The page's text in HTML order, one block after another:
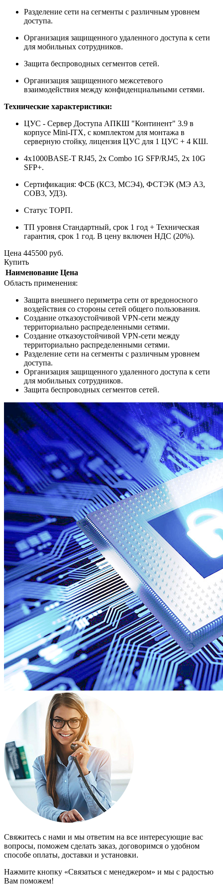
Разделение сети на сегменты с различным уровнем
доступа.
Организация защищенного удаленного доступа к сети
для мобильных сотрудников.
Защита беспроводных сегментов сетей.
Организация защищенного межсетевого
взаимодействия между конфиденциальными сетями.
Технические характеристики:
ЦУС - Сервер Доступа АПКШ "Континент" 3.9 в
корпусе Mini-ITX, с комплектом для монтажа в
серверную стойку, лицензия ЦУС для 1 ЦУС + 4 КШ.
4x1000BASE-T RJ45, 2x Combo 1G SFP/RJ45, 2x 10G
SFP+.
Сертификация: ФСБ (КС3, МСЭ4), ФСТЭК (МЭ А3,
СОВ3, УД3).
Статус ТОРП.
ТП уровня Стандартный, срок 1 год + Техническая
гарантия, срок 1 год. В цену включен НДС (20%).
Цена 445500 руб.
Купить
Наименование Цена
Область применения:
Защита внешнего периметра сети от вредоносного
воздействия со стороны сетей общего пользования.
Создание отказоустойчивой VPN-сети между
территориально распределенными сетями.
Создание отказоустойчивой VPN-сети между
территориально распределенными сетями.
Разделение сети на сегменты с различным уровнем
доступа.
Организация защищенного удаленного доступа к сети
для мобильных сотрудников.
Защита беспроводных сегментов сетей.
Свяжитесь с нами и мы ответим на все интересующие вас
вопросы, поможем сделать заказ, договоримся о удобном
способе оплаты, доставки и установки.
Нажмите кнопку «Связаться с менеджером» и мы с радостью
Вам поможем!